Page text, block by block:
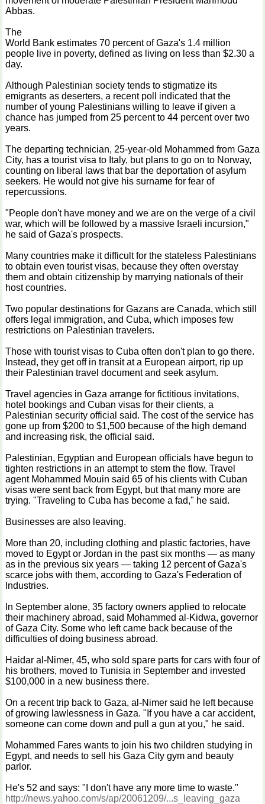
Abbas.
The
World Bank estimates 70 percent of Gaza's 1.4 million
people live in poverty, defined as living on less than $2.30 a
day.
Although Palestinian society tends to stigmatize its
emigrants as deserters, a recent poll indicated that the
number of young Palestinians willing to leave if given a
chance has jumped from 25 percent to 44 percent over two
years.
The departing technician, 25-year-old Mohammed from Gaza
City, has a tourist visa to Italy, but plans to go on to Norway,
counting on liberal laws that bar the deportation of asylum
seekers. He would not give his surname for fear of
repercussions.
"People don't have money and we are on the verge of a civil
war, which will be followed by a massive Israeli incursion,"
he said of Gaza's prospects.
Many countries make it difficult for the stateless Palestinians
to obtain even tourist visas, because they often overstay
them and obtain citizenship by marrying nationals of their
host countries.
Two popular destinations for Gazans are Canada, which still
offers legal immigration, and Cuba, which imposes few
restrictions on Palestinian travelers.
Those with tourist visas to Cuba often don't plan to go there.
Instead, they get off in transit at a European airport, rip up
their Palestinian travel document and seek asylum.
Travel agencies in Gaza arrange for fictitious invitations,
hotel bookings and Cuban visas for their clients, a
Palestinian security official said. The cost of the service has
gone up from $200 to $1,500 because of the high demand
and increasing risk, the official said.
Palestinian, Egyptian and European officials have begun to
tighten restrictions in an attempt to stem the flow. Travel
agent Mohammed Mouin said 65 of his clients with Cuban
visas were sent back from Egypt, but that many more are
trying. "Traveling to Cuba has become a fad," he said.
Businesses are also leaving.
More than 20, including clothing and plastic factories, have
moved to Egypt or Jordan in the past six months — as many
as in the previous six years — taking 12 percent of Gaza's
scarce jobs with them, according to Gaza's Federation of
Industries.
In September alone, 35 factory owners applied to relocate
their machinery abroad, said Mohammed al-Kidwa, governor
of Gaza City. Some who left came back because of the
difficulties of doing business abroad.
Haidar al-Nimer, 45, who sold spare parts for cars with four of
his brothers, moved to Tunisia in September and invested
$100,000 in a new business there.
On a recent trip back to Gaza, al-Nimer said he left because
of growing lawlessness in Gaza. "If you have a car accident,
someone can come down and pull a gun at you," he said.
Mohammed Fares wants to join his two children studying in
Egypt, and needs to sell his Gaza City gym and beauty
parlor.
He's 52 and says: "I don't have any more time to waste."
http://news.yahoo.com/s/ap/20061209/...s_leaving_gaza